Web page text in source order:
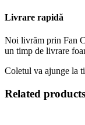
Livrare rapidă
Noi livrăm prin Fan
un timp de livrare
Coletul va ajunge la
Related products